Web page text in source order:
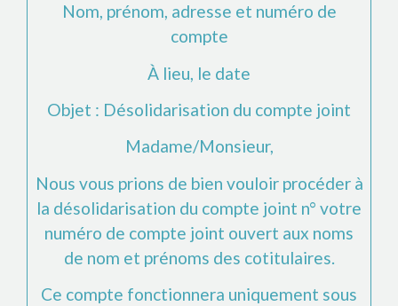
Nom, prénom, adresse et numéro de
compte
À lieu , le date
Objet : Désolidarisation du compte joint
Madame/Monsieur,
Nous vous prions de bien vouloir procéder à
la désolidarisation du compte joint n° votre
numéro de compte joint ouvert aux noms
de nom et prénoms des cotitulaires.
Ce compte fonctionnera uniquement sous